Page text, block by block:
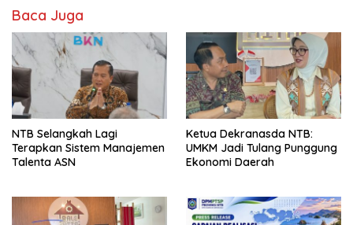
Baca Juga
NTB Selangkah Lagi
Terapkan Sistem Manajemen
Talenta ASN
Ketua Dekranasda NTB:
UMKM Jadi Tulang Punggung
Ekonomi Daerah